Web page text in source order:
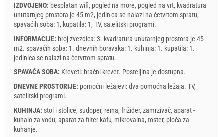
Obavezno: Prijava gostiju (01.07. - 31.08): 10 EUR (once - za_person),
Prijava gostiju (01.01 - 30.06. / 01.09. - 31.12.): 5 EUR (once -
za_person)
IZDVOJENO: besplatan wifi, pogled na more, pogled na vrt, kvadratura
unutarnjeg prostora je 45 m2, jedinica se nalazi na četvrtom spratu,
spavaćih soba: 1, kupatila: 1, TV, satelitski programi.
INFORMACIJE: broj zvezdica: 3. kvadratura unutarnjeg prostora je 45
m2. spavaćih soba: 1. dnevnih boravaka: 1. kuhinja: 1. kupatila: 1.
jedinica se nalazi na četvrtom spratu.
SPAVAĆA SOBA: Kreveti: bračni krevet. Posteljina je dostupna.
DNEVNE PROSTORIJE: pomoćni ležajevi:dva pomoćna ležaja. TV,
satelitski programi.
KUHINJA: stol i stolice, sudoper, rerna, frižider, zamrzivač, aparat -
kuhalo za vodu, aparat za filter kafu, mikrovalna, toster, ploča za
kuhanje.